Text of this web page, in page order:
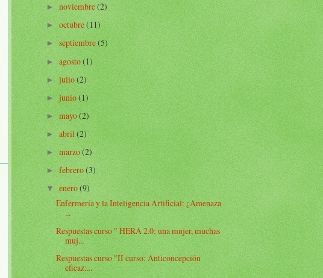
►noviembre(2)
►octubre(11)
►septiembre(5)
►agosto(1)
►julio(2)
► junio(1)
►mayo(2)
►abril(2)
►marzo(2)
►febrero(3)
▼enero(9)
Enfermería y la Inteligencia Artificial: ¿Amenaza
...
Respuestas curso " HERA 2.0: una mujer, muchas
muj...
Respuestas curso "II curso: Anticoncepción
eficaz:...